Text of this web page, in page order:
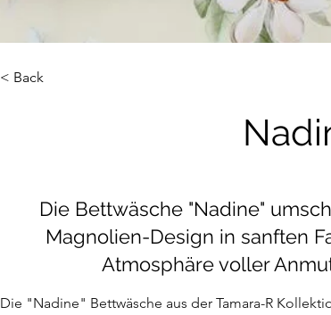
< Back
Die Bettwäsche "Nadine"
Magnolien-Design in sanften
Atmosphäre voller
Die "Nadine" Bettwäsche aus der Tamara-R